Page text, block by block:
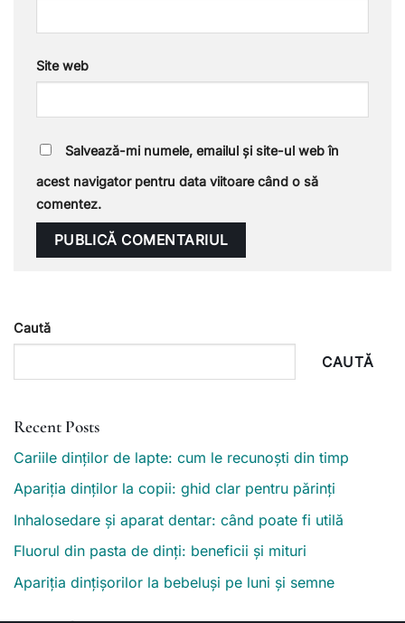
Site web
Salvează-mi numele, emailul și site-ul web în
acest navigator pentru data viitoare când o să
comentez.
Caută
CAUTĂ
Recent Posts
Cariile dinților de lapte: cum le recunoști din timp
Apariția dinților la copii: ghid clar pentru părinți
Inhalosedare și aparat dentar: când poate fi utilă
Fluorul din pasta de dinți: beneficii și mituri
Apariția dințișorilor la bebeluși pe luni și semne